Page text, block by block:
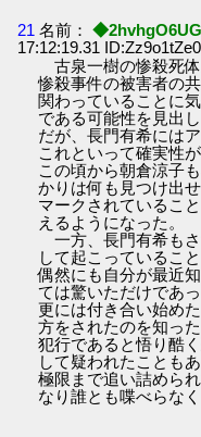
21 名前：
17:12:19.31 ID:Zz9o1tZe0
古泉一樹の惨殺死
惨殺事件の被害者の
関わっていることに
である可能性を見出
だが、長門有希には
これといって確実性
この頃から朝倉涼子
かりは何も見つけ出
マークされているこ
えるようになった。
一方、長門有希も
して起こっているこ
偶然にも自分が最近
ては驚いただけであ
更には付き合い始め
方をされたのを知っ
犯行であると悟り酷
して疑われたことも
極限まで追い詰めら
なり誰とも喋べらな